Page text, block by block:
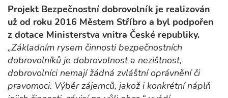
Projekt Bezpečnostní dobrovolník je realizován
už od roku 2016 Městem Stříbro a byl podpořen
z dotace Ministerstva vnitra České republiky.
„Základním rysem činnosti bezpečnostních
dobrovolníků je dobrovolnost a nezištnost,
dobrovolníci nemají žádná zvláštní oprávnění či
pravomoci. Výběr zájemců, jakož i konkrétní náplň